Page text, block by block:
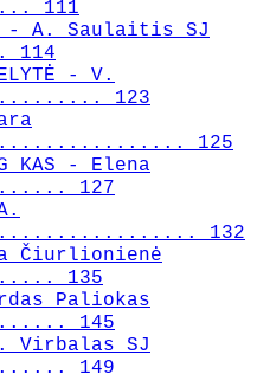
111
- A. Saulaitis SJ
- V.
123
125
KAS - Elena
127
132
Čiurlionienė
135
Paliokas
145
Virbalas SJ
149